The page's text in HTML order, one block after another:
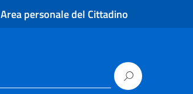
Area personale del Cittadino